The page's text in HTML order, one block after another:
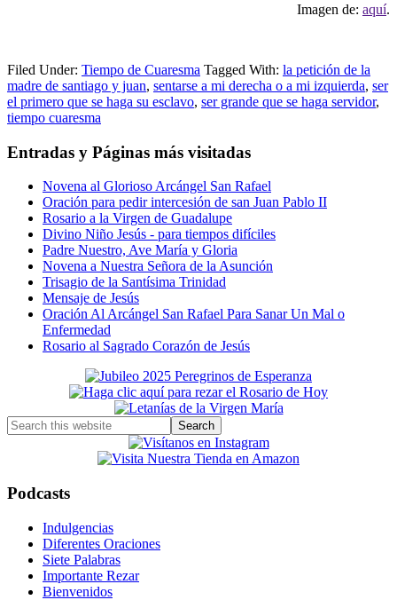
Imagen de: aquí.
Filed Under: Tiempo de Cuaresma Tagged With: la petición de la
madre de santiago y juan, sentarse a mi derecha o a mi izquierda, ser
el primero que se haga su esclavo, ser grande que se haga servidor,
tiempo cuaresma
Entradas y Páginas más visitadas
Novena al Glorioso Arcángel San Rafael
Oración para pedir intercesión de san Juan Pablo II
Rosario a la Virgen de Guadalupe
Divino Niño Jesús - para tiempos difíciles
Padre Nuestro, Ave María y Gloria
Novena a Nuestra Señora de la Asunción
Trisagio de la Santísima Trinidad
Mensaje de Jesús
Oración Al Arcángel San Rafael Para Sanar Un Mal o
Enfermedad
Rosario al Sagrado Corazón de Jesús
Primary
Sidebar
Search
this
Podcasts
Indulgencias
Diferentes Oraciones
Siete Palabras
Importante Rezar
Bienvenidos